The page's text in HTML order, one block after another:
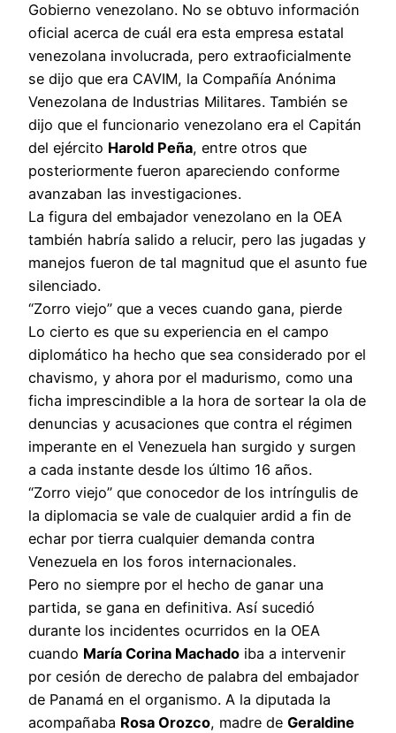
Gobierno venezolano. No se obtuvo información
oficial acerca de cuál era esta empresa estatal
venezolana involucrada, pero extraoficialmente
se dijo que era CAVIM, la Compañía Anónima
Venezolana de Industrias Militares. También se
dijo que el funcionario venezolano era el Capitán
del ejército Harold Peña, entre otros que
posteriormente fueron apareciendo conforme
avanzaban las investigaciones.
La figura del embajador venezolano en la OEA
también habría salido a relucir, pero las jugadas y
manejos fueron de tal magnitud que el asunto fue
silenciado.
“Zorro viejo” que a veces cuando gana, pierde
Lo cierto es que su experiencia en el campo
diplomático ha hecho que sea considerado por el
chavismo, y ahora por el madurismo, como una
ficha imprescindible a la hora de sortear la ola de
denuncias y acusaciones que contra el régimen
imperante en el Venezuela han surgido y surgen
a cada instante desde los último 16 años.
“Zorro viejo” que conocedor de los intríngulis de
la diplomacia se vale de cualquier ardid a fin de
echar por tierra cualquier demanda contra
Venezuela en los foros internacionales.
Pero no siempre por el hecho de ganar una
partida, se gana en definitiva. Así sucedió
durante los incidentes ocurridos en la OEA
cuando María Corina Machado iba a intervenir
por cesión de derecho de palabra del embajador
de Panamá en el organismo. A la diputada la
acompañaba Rosa Orozco, madre de Geraldine